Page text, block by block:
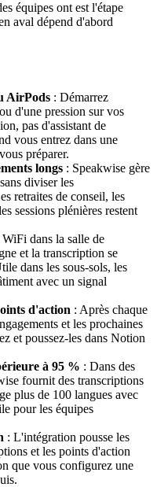
équipes ont est l'étape
aval dépend d'abord
AirPods : Démarrez
d'une pression sur vos
pas d'assistant de
vous entrez dans une
préparer.
longs : Speakwise gère
diviser les
retraites de conseil, les
sessions plénières restent
WiFi dans la salle de
et la transcription se
dans les sous-sols, les
avec un signal
d'action : Après chaque
et les prochaines
et poussez-les dans Notion
à 95 % : Dans des
fournit des transcriptions
plus de 100 langues avec
pour les équipes
: L'intégration pousse les
et les points d'action
que vous configurez une